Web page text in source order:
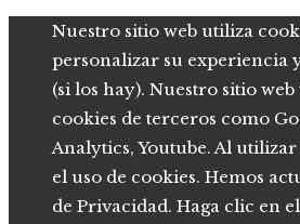
Nuestro sitio web utiliza
personalizar su experiencia
(si los hay). Nuestro sitio
cookies de terceros como
Analytics, Youtube. Al
el uso de cookies. Hemos
de Privacidad. Haga clic en